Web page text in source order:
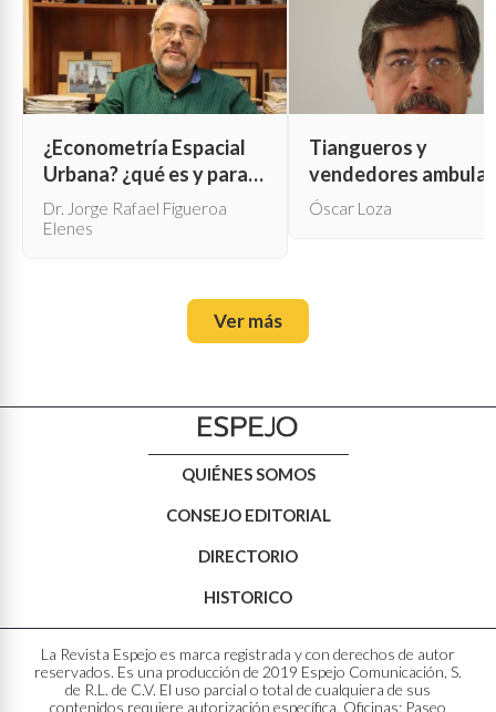
¿Econometría Espacial
Urbana? ¿qué es y para
qué sirve?
Dr. Jorge Rafael Figueroa
Elenes
Tiangueros y
vendedores
Óscar Loza
Ver más
QUIÉNES SOMOS
CONSEJO EDITORIAL
DIRECTORIO
HISTORICO
La Revista Espejo es marca registrada y con derechos de autor
reservados. Es una producción de 2019 Espejo Comunicación, S.
de R.L. de C.V. El uso parcial o total de cualquiera de sus
contenidos requiere autorización específica. Oficinas: Paseo